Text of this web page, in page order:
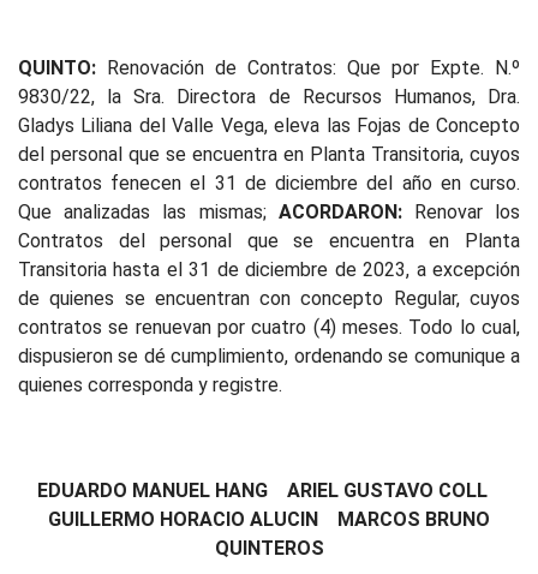
QUINTO: Renovación de Contratos: Que por Expte. N.º
9830/22, la Sra. Directora de Recursos Humanos, Dra.
Gladys Liliana del Valle Vega, eleva las Fojas de Concepto
del personal que se encuentra en Planta Transitoria, cuyos
contratos fenecen el 31 de diciembre del año en curso.
Que analizadas las mismas; ACORDARON:Renovar los
Contratos del personal que se encuentra en Planta
Transitoria hasta el 31 de diciembre de 2023, a excepción
de quienes se encuentran con concepto Regular, cuyos
contratos se renuevan por cuatro (4) meses. Todo lo cual,
dispusieron se dé cumplimiento, ordenando se comunique a
quienes corresponda y registre.
EDUARDO MANUEL HANG ARIEL GUSTAVO COLL
GUILLERMO HORACIO ALUCIN MARCOS BRUNO
QUINTEROS